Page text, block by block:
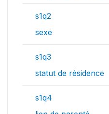
s1q2
sexe
s1q3
statut de résidence
s1q4